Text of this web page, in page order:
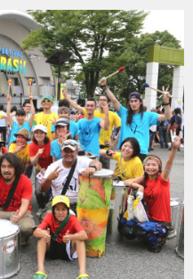
ル
ー
ス